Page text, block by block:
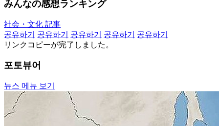
みんなの感想ランキング
社会・文化 記事
공유하기
공유하기 공유하기 공유하기
공유하기
リンクコピーが完了しました。
포토뷰어
뉴스 메뉴 보기